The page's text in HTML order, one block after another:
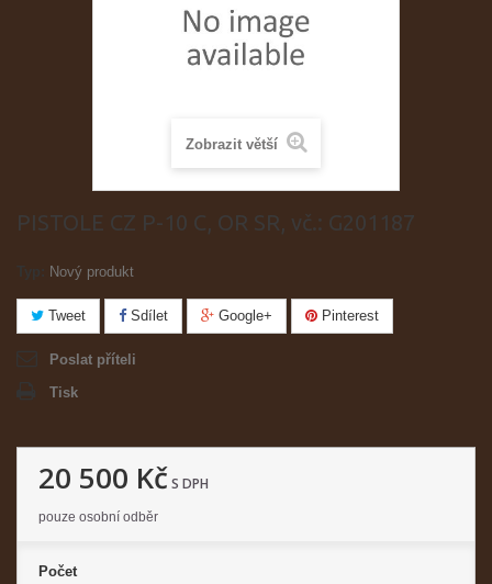
Zobrazit větší
PISTOLE CZ P-10 C, OR SR, vč.: G201187
Nový produkt
Tweet Sdílet Google+ Pinterest
Poslat příteli
Tisk
20 500 KčS DPH
pouze osobní odběr
Počet